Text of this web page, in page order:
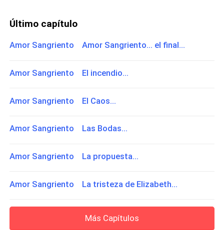
Último capítulo
Amor Sangriento Amor Sangriento... el final...
Amor Sangriento El incendio...
Amor Sangriento El Caos...
Amor Sangriento Las Bodas...
Amor Sangriento La propuesta...
Amor Sangriento La tristeza de Elizabeth...
Más Capítulos